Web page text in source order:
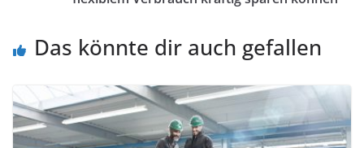
Das könnte dir auch gefallen